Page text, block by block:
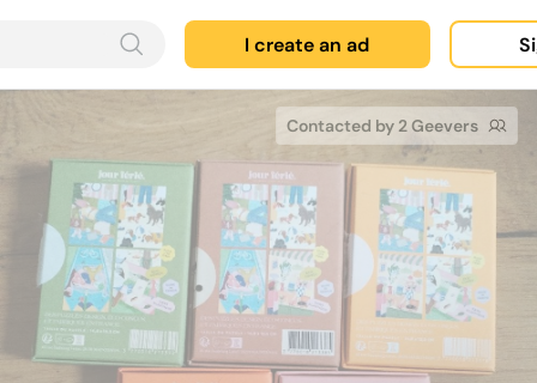
I create an ad
Contacted by 2 Geevers